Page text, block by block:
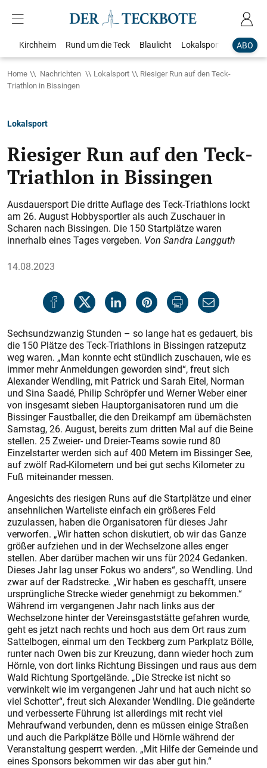
ABO
Kirchheim Rund um die Teck Blaulicht Lokalsport
Home Nachrichten Lokalsport
Riesiger Run auf den Teck-
Triathlon in Bissingen
Lokalsport
Riesiger Run auf den Teck-
Triathlon in Bissingen
Ausdauersport Die dritte Auflage des Teck-Triathlons lockt
am 26. August Hobbysportler als auch Zuschauer in
Scharen nach Bissingen. Die 150 Startplätze waren
innerhalb eines Tages vergeben. Von Sandra Langguth
14.08.2023
Sechsundzwanzig Stunden – so lange hat es gedauert, bis
die 150 Plätze des Teck-Triathlons in Bissingen ratzeputz
weg waren. „Man konnte echt stündlich zuschauen, wie es
immer mehr Anmeldungen geworden sind“, freut sich
Alexander Wendling, mit Patrick und Sarah Eitel, Norman
und Sina Saadé, Philip Schröpfer und Werner Weber einer
von insgesamt sieben Hauptorganisatoren rund um die
Bissinger Faustballer, die den Dreikampf am übernächsten
Samstag, 26. August, bereits zum dritten Mal auf die Beine
stellen. 25 Zweier- und Dreier-Teams sowie rund 80
Einzelstarter werden sich auf 400 Metern im Bissinger See,
auf zwölf Rad-Kilometern und bei gut sechs Kilometer zu
Fuß miteinander messen.
Angesichts des riesigen Runs auf die Startplätze und einer
ansehnlichen Warteliste einfach ein größeres Feld
zuzulassen, haben die Organisatoren für dieses Jahr
verworfen. „Wir hatten schon diskutiert, ob wir das Ganze
größer aufziehen und in der Wechselzone alles enger
stellen. Aber darüber machen wir uns für 2024 Gedanken.
Dieses Jahr lag unser Fokus wo anders“, so Wendling. Und
zwar auf der Radstrecke. „Wir haben es geschafft, unsere
ursprüngliche Strecke wieder genehmigt zu bekommen.“
Während im vergangenen Jahr nach links aus der
Wechselzone hinter der Vereinsgaststätte gefahren wurde,
geht es jetzt nach rechts und hoch aus dem Ort raus zum
Sattelbogen, einmal um den Teckberg zum Parkplatz Bölle,
runter nach Owen bis zur Kreuzung, dann wieder hoch zum
Hörnle, von dort links Richtung Bissingen und raus aus dem
Wald Richtung Sportgelände. „Die Strecke ist nicht so
verwinkelt wie im vergangenen Jahr und hat auch nicht so
viel Schotter“, freut sich Alexander Wendling. Die geänderte
und verbesserte Führung ist allerdings mit recht viel
Mehraufwand verbunden, denn es müssen einige Straßen
und auch die Parkplätze Bölle und Hörnle während der
Veranstaltung gesperrt werden. „Mit Hilfe der Gemeinde und
eines Sponsors bekommen wir das aber gut hin.“